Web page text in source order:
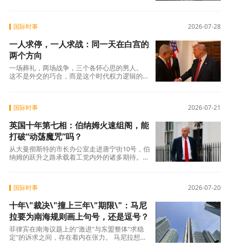
2026-07-28
国际时事
一人求停，一人求战：同一天在白宫的
两个方向
一场葬礼，两场战争，三个各怀心思的男人。
这不是外交的巧合，而是这个时代权力逻辑的缩
了暂停键。
2026-07-21
国际时事
英国十年第七相：伯纳姆火速组阁，能
打破“动荡魔咒”吗？
从大曼彻斯特的市长办公室走进唐宁街10号，伯
纳姆的跃升之路承载着工党内外的诸多期待。他
2026-07-20
国际时事
十年\"裁决\"撞上三年\"期限\"：马尼
拉要为南海规则画上句号，还是逗号？
菲律宾在南海议题上的"激进"与东盟整体"求稳
定"的诉求之间，存在着内在张力。 马尼拉想利